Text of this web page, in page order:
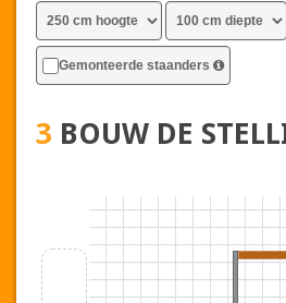
Gemonteerde staanders
3 BOUW DE